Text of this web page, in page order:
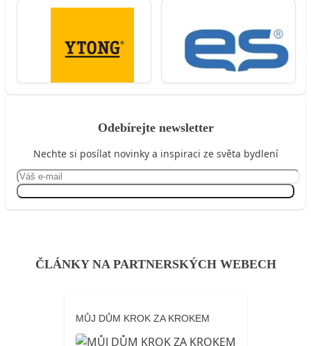
Odebírejte newsletter
Nechte si posílat novinky a inspiraci ze světa bydlení
ČLÁNKY NA PARTNERSKÝCH WEBECH
MŮJ DŮM KROK ZA KROKEM